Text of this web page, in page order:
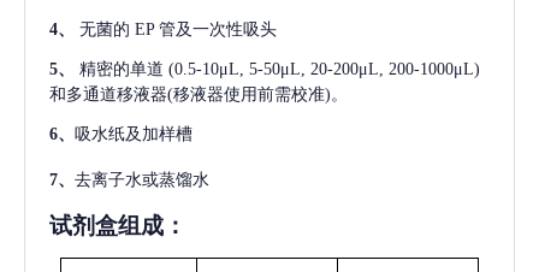
4、 无菌的 EP 管及一次性吸头
5、 精密的单道 (0.5-10μL, 5-50μL, 20-200μL, 200-1000μL)
和多通道移液器(移液器使用前需校准)。
6、 吸水纸及加样槽
7、 去离子水或蒸馏水
试剂盒组成：